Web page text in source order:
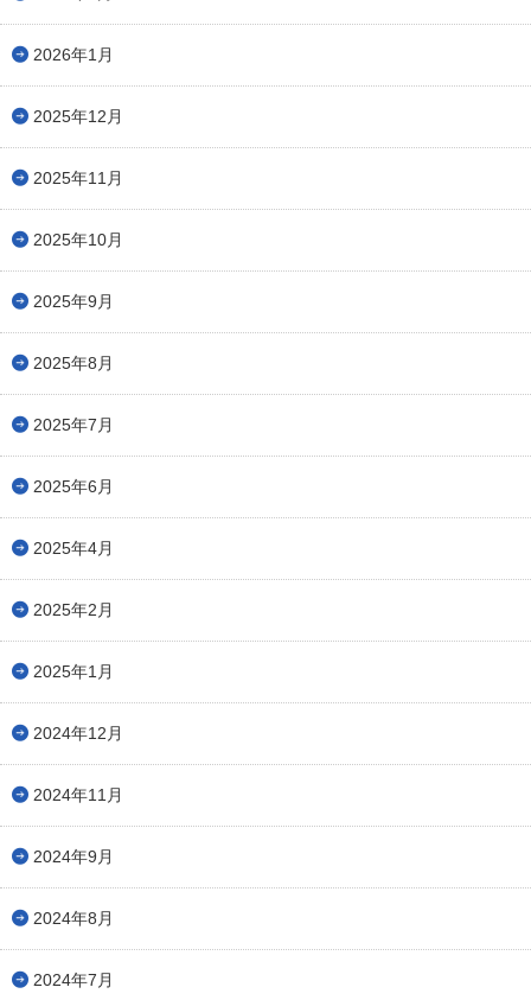
2026年1月
2025年12月
2025年11月
2025年10月
2025年9月
2025年8月
2025年7月
2025年6月
2025年4月
2025年2月
2025年1月
2024年12月
2024年11月
2024年9月
2024年8月
2024年7月